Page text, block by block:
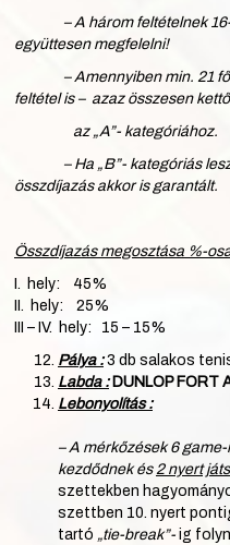
– A három feltételnek 16-
együttesen megfelelni!
– Amennyiben min. 21 fő
feltétel is – azaz összesen
az „A”- kategóriához.
– Ha „B”- kategóriás lesz
összdíjazás akkor is garantált.
Összdíjazás megosztása %-
I. hely: 45%
II. hely: 25%
III – IV. hely: 15 – 15%
Pálya :3 db salakos
Labda : DUNLOP FORT
Lebonyolítás :
– A mérkőzések 6
kezdődnek és2 nyert
szettekben
szettben 10. nyert
tartó „tie-break”- ig